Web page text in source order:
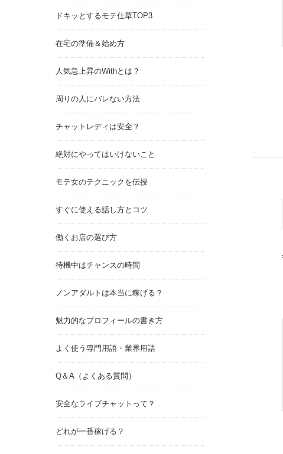
ドキッとするモテ仕草TOP3
在宅の準備＆始め方
人気急上昇のWithとは？
周りの人にバレない方法
チャットレディは安全？
絶対にやってはいけないこと
モテ女のテクニックを伝授
すぐに使える話し方とコツ
働くお店の選び方
待機中はチャンスの時間
ノンアダルトは本当に稼げる？
魅力的なプロフィールの書き方
よく使う専門用語・業界用語
Q＆A（よくある質問）
安全なライブチャットって？
どれが一番稼げる？